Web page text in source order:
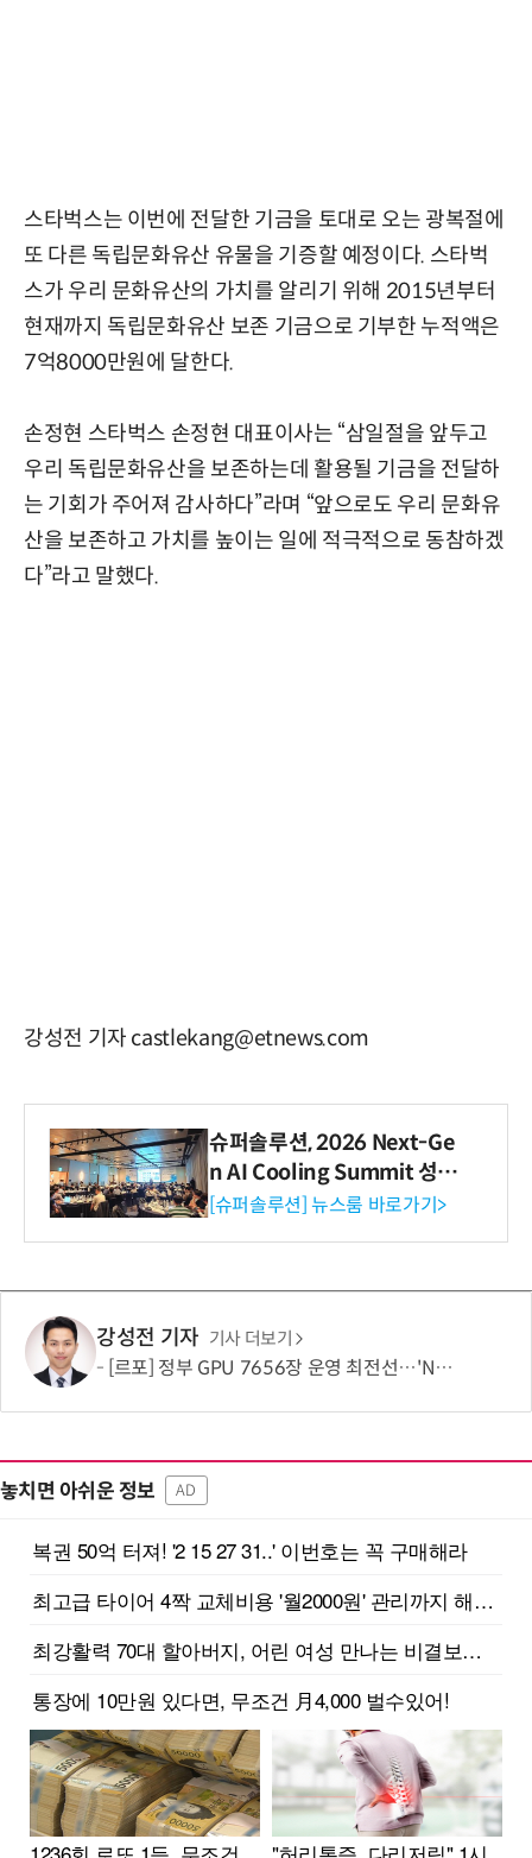
스타벅스는 이번에 전달한 기금을 토대로 오는 광복절에
또 다른 독립문화유산 유물을 기증할 예정이다. 스타벅
스가 우리 문화유산의 가치를 알리기 위해 2015년부터
현재까지 독립문화유산 보존 기금으로 기부한 누적액은
7억8000만원에 달한다.
손정현 스타벅스 손정현 대표이사는 “삼일절을 앞두고
우리 독립문화유산을 보존하는데 활용될 기금을 전달하
는 기회가 주어져 감사하다”라며 “앞으로도 우리 문화유
산을 보존하고 가치를 높이는 일에 적극적으로 동참하겠
다”라고 말했다.
강성전 기자 castlekang@etnews.com
슈퍼솔루션, 2026 Next-Ge
n AI Cooling Summit 성황
리 성료
[슈퍼솔루션] 뉴스룸 바로가기>
강성전 기자 기사 더보기
[르포] 정부 GPU 7656장 운영 최전선…'NHN 팩토리X' 가보니
놓치면 아쉬운 정보 AD